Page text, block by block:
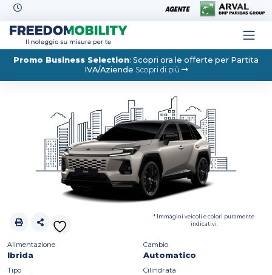
Skip to content
Promo Business Selection: Scopri ora le offerte per Partita
IVA/Aziende Scopri di più
* Immagini veicoli e colori puramente
indicativi.
Alimentazione
Ibrida
Cambio
Automatico
Tipo Cilindrata